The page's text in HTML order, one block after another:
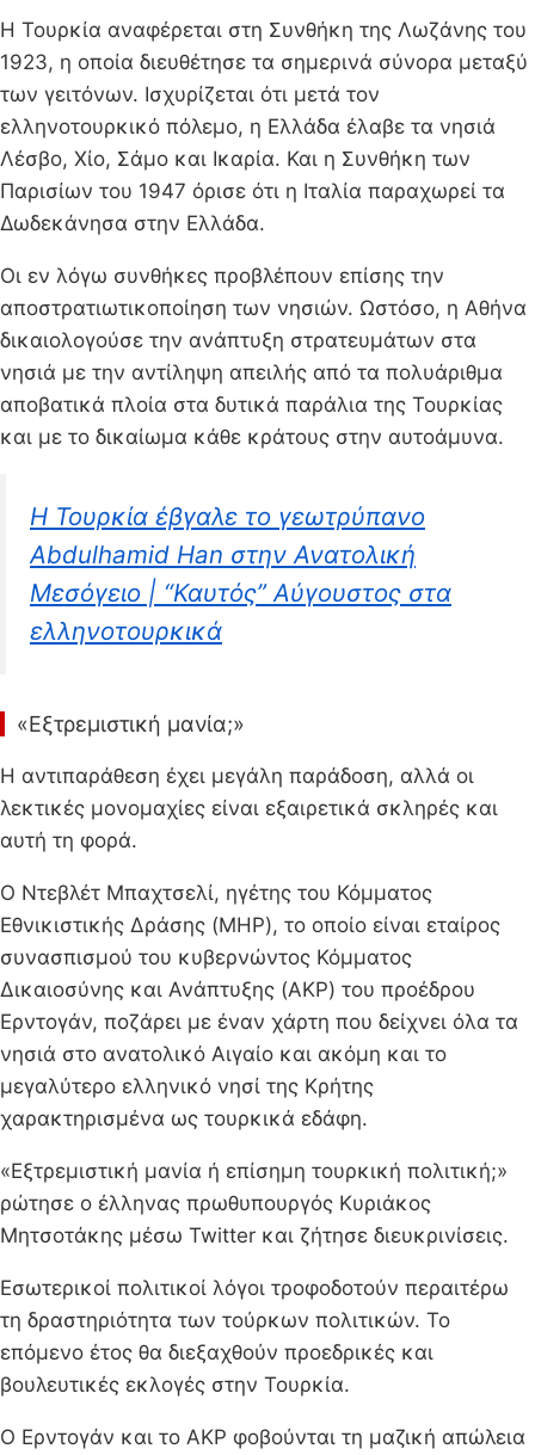
Η Τουρκία αναφέρεται στη Συνθήκη της Λωζάνης του
1923, η οποία διευθέτησε τα σημερινά σύνορα μεταξύ
των γειτόνων. Ισχυρίζεται ότι μετά τον
ελληνοτουρκικό πόλεμο, η Ελλάδα έλαβε τα νησιά
Λέσβο, Χίο, Σάμο και Ικαρία. Και η Συνθήκη των
Παρισίων του 1947 όρισε ότι η Ιταλία παραχωρεί τα
Δωδεκάνησα στην Ελλάδα.
Οι εν λόγω συνθήκες προβλέπουν επίσης την
αποστρατιωτικοποίηση των νησιών. Ωστόσο, η Αθήνα
δικαιολογούσε την ανάπτυξη στρατευμάτων στα
νησιά με την αντίληψη απειλής από τα πολυάριθμα
αποβατικά πλοία στα δυτικά παράλια της Τουρκίας
και με το δικαίωμα κάθε κράτους στην αυτοάμυνα.
Η Τουρκία έβγαλε το γεωτρύπανο
Abdulhamid Han στην Ανατολική
Μεσόγειο | “Καυτός” Αύγουστος στα
ελληνοτουρκικά
«Εξτρεμιστική μανία;»
Η αντιπαράθεση έχει μεγάλη παράδοση, αλλά οι
λεκτικές μονομαχίες είναι εξαιρετικά σκληρές και
αυτή τη φορά.
Ο Ντεβλέτ Μπαχτσελί, ηγέτης του Κόμματος
Εθνικιστικής Δράσης (MHP), το οποίο είναι εταίρος
συνασπισμού του κυβερνώντος Κόμματος
Δικαιοσύνης και Ανάπτυξης (AKP) του προέδρου
Ερντογάν, ποζάρει με έναν χάρτη που δείχνει όλα τα
νησιά στο ανατολικό Αιγαίο και ακόμη και το
μεγαλύτερο ελληνικό νησί της Κρήτης
χαρακτηρισμένα ως τουρκικά εδάφη.
«Εξτρεμιστική μανία ή επίσημη τουρκική πολιτική;»
ρώτησε ο έλληνας πρωθυπουργός Κυριάκος
Μητσοτάκης μέσω Twitter και ζήτησε διευκρινίσεις.
Εσωτερικοί πολιτικοί λόγοι τροφοδοτούν περαιτέρω
τη δραστηριότητα των τούρκων πολιτικών. Το
επόμενο έτος θα διεξαχθούν προεδρικές και
βουλευτικές εκλογές στην Τουρκία.
Ο Ερντογάν και το AKP φοβούνται τη μαζική απώλεια